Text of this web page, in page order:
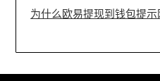
为什么欧易提现到钱包提示